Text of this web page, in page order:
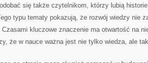
się także czytelnikom, którzy lubią
typu tematy pokazują, że rozwój wiedzy nie
Czasami kluczowe znaczenie ma otwartość na
że w nauce ważna jest nie tylko wiedza, ale